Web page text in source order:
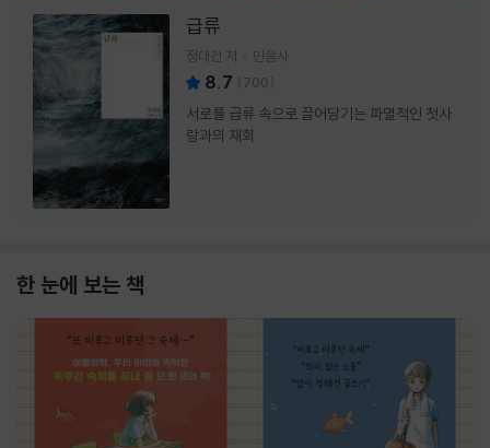
급류
정대건 저 민음사
8.7 (700)
서로를 급류 속으로 끌어당기는 파멸적인 첫사
랑과의 재회
한 눈에 보는 책